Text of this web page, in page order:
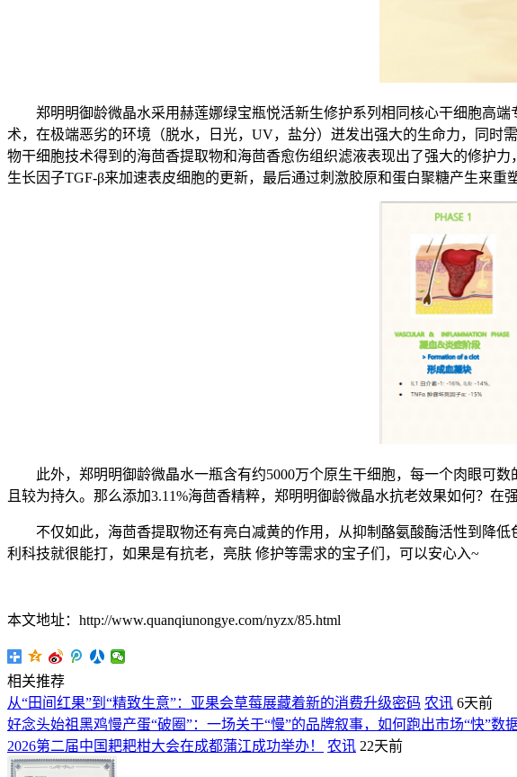
郑明明御龄微晶水采用赫莲娜绿宝瓶悦活新生修护系列相同核心干细胞高端
术，在极端恶劣的环境（脱水，日光，UV，盐分）迸发出强大的生命力，同
物干细胞技术得到的海茴香提取物和海茴香愈伤组织滤液表现出了强大的修护
生长因子TGF-β来加速表皮细胞的更新，最后通过刺激胶原和蛋白聚糖产生来重
此外，郑明明御龄微晶水一瓶含有约5000万个原生干细胞，每一个肉眼可数
且较为持久。那么添加3.11%海茴香精粹，郑明明御龄微晶水抗老效果如何？在
不仅如此，海茴香提取物还有亮白减黄的作用，从抑制酪氨酸酶活性到降低
利科技就很能打，如果是有抗老，亮肤 修护等需求的宝子们，可以安心入~
本文地址：http://www.quanqiunongye.com/nyzx/85.html
相关推荐
从“田间红果”到“精致生意”：亚果会草莓展藏着新的消费升级密码 农讯 6天前
好念头始祖黑鸡慢产蛋“破圈”：一场关于“慢”的品牌叙事，如何跑出市场“快”数
2026第二届中国耙耙柑大会在成都蒲江成功举办！
农讯 22天前